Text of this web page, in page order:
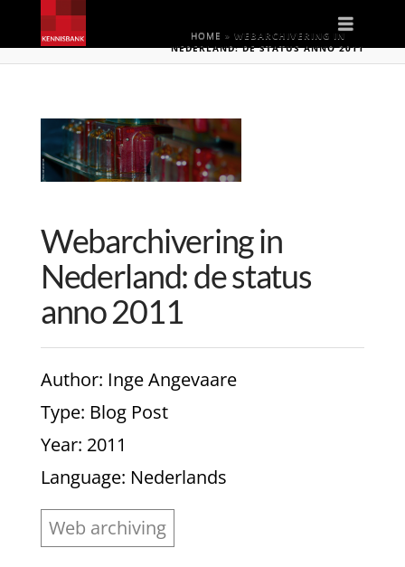
HOME » WEBARCHIVERING IN
NEDERLAND: DE STATUS ANNO 2011
Webarchivering in
Nederland: de status
anno 2011
Author: Inge Angevaare
Type: Blog Post
Year: 2011
Language: Nederlands
Web archiving